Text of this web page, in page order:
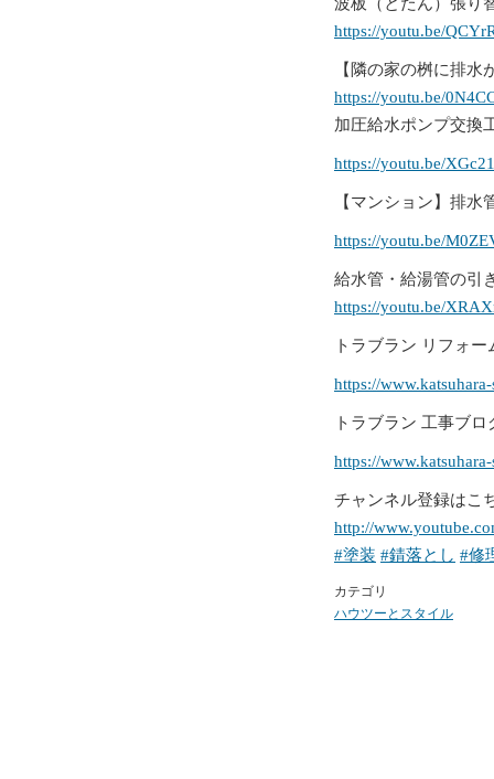
https://youtu.be/
【隣の家の桝に排
https://youtu.be/
加圧給水ポンプ交換
https://youtu.be/
【マンション】排水
https://youtu.be/
給水管・給湯管の引
https://youtu.be/
トラブラン リフォー
https://
トラブラン 工事ブロ
https://
チャンネル登録はこ
http://
#塗装 #錆落とし #修
カテゴリ
ハウツーとスタイル